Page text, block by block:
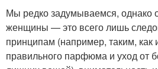
Мы редко задумываемся, однако
женщины — это всего лишь
принципам (например, таким, как
правильного парфюма и уход от